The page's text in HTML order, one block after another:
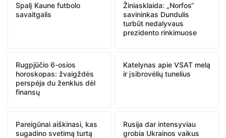
Spalį Kaune futbolo
savaitgalis
Žiniasklaida: „Norfos“
savininkas Dundulis
turbūt nedalyvaus
prezidento rinkimuose
Rugpjūčio 6-osios
horoskopas: žvaigždės
perspėja du ženklus dėl
finansų
Katelynas apie VSAT melą
ir įsibrovėlių tunelius
Pareigūnai aiškinasi, kas
sugadino svetimą turtą
Rusija dar intensyviau
grobia Ukrainos vaikus